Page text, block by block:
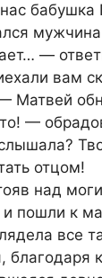
—
вам
Матвей
—
отцом!
над
и пошли к
все
благодаря